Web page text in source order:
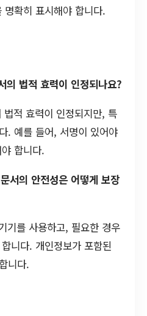
명확히 표시해야 합니다.
의 법적 효력이 인정되나요?
적 효력이 인정되지만, 특
. 예를 들어, 서명이 있어야
합니다.
서의 안전성은 어떻게 보장
기를 사용하고, 필요한 경우
니다. 개인정보가 포함된
니다.